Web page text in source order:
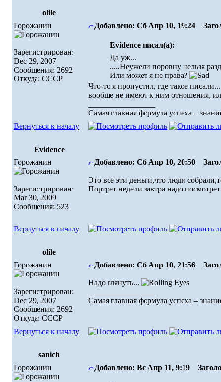
olile
Горожанин
Зарегистрирован:
Dec 29, 2007
Сообщения: 2692
Откуда: СССР
Добавлено: Сб Апр 10, 19:24
Evidence писал(а):
Да уж...
.....Неужели поровну нельзя
Или может я не права?
Что-то я пропустил, где такое
вообще не имеют к ним отношения,
Самая главная формула успеха –
Вернуться к началу
Evidence
Горожанин
Зарегистрирован:
Mar 30, 2009
Сообщения: 523
Добавлено: Сб Апр 10, 20:50
Это все эти деньги,что люди
Портрет недели завтра надо
Вернуться к началу
olile
Горожанин
Зарегистрирован:
Dec 29, 2007
Сообщения: 2692
Откуда: СССР
Добавлено: Сб Апр 10, 21:56
Надо глянуть...
Самая главная формула успеха –
Вернуться к началу
sanich
Горожанин
Добавлено: Вс Апр 11, 9:19